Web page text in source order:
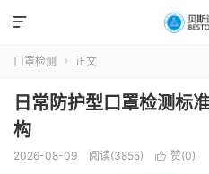

口罩检测  正文
日常防护型口罩检测标
构
2026-08-09 阅读(3855)  赞(0)